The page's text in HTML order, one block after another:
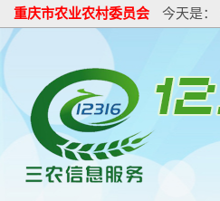
重庆市农业农村委员会 今天是：